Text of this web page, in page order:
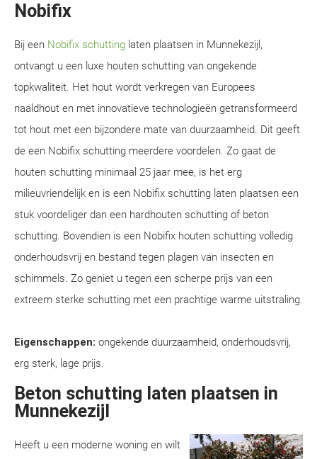
Nobifix
Bij een Nobifix schutting laten plaatsen in Munnekezijl,
ontvangt u een luxe houten schutting van ongekende
topkwaliteit. Het hout wordt verkregen van Europees
naaldhout en met innovatieve technologieën getransformeerd
tot hout met een bijzondere mate van duurzaamheid. Dit geeft
de een Nobifix schutting meerdere voordelen. Zo gaat de
houten schutting minimaal 25 jaar mee, is het erg
milieuvriendelijk en is een Nobifix schutting laten plaatsen een
stuk voordeliger dan een hardhouten schutting of beton
schutting. Bovendien is een Nobifix houten schutting volledig
onderhoudsvrij en bestand tegen plagen van insecten en
schimmels. Zo geniet u tegen een scherpe prijs van een
extreem sterke schutting met een prachtige warme uitstraling.
Eigenschappen: ongekende duurzaamheid, onderhoudsvrij,
erg sterk, lage prijs.
Beton schutting laten plaatsen in
Munnekezijl
Heeft u een moderne woning en wilt